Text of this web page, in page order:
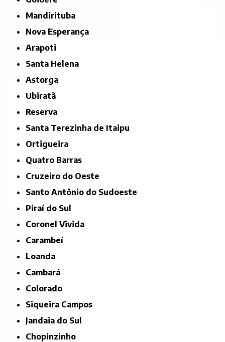
Mandirituba
Nova Esperança
Arapoti
Santa Helena
Astorga
Ubiratã
Reserva
Santa Terezinha de Itaipu
Ortigueira
Quatro Barras
Cruzeiro do Oeste
Santo Antônio do Sudoeste
Piraí do Sul
Coronel Vivida
Carambeí
Loanda
Cambará
Colorado
Siqueira Campos
Jandaia do Sul
Chopinzinho